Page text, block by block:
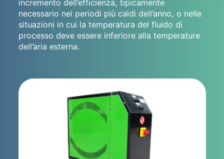
incremento dell’efficienza, tipicamente
necessario nei periodi più caldi dell’anno, o nelle
situazioni in cui la temperatura del fluido di
processo deve essere inferiore alla temperature
dell’aria esterna.